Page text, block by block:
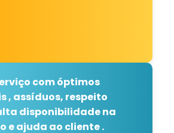
com óptimos
, assíduos, respeito
disponibilidade na
e ajuda ao cliente .